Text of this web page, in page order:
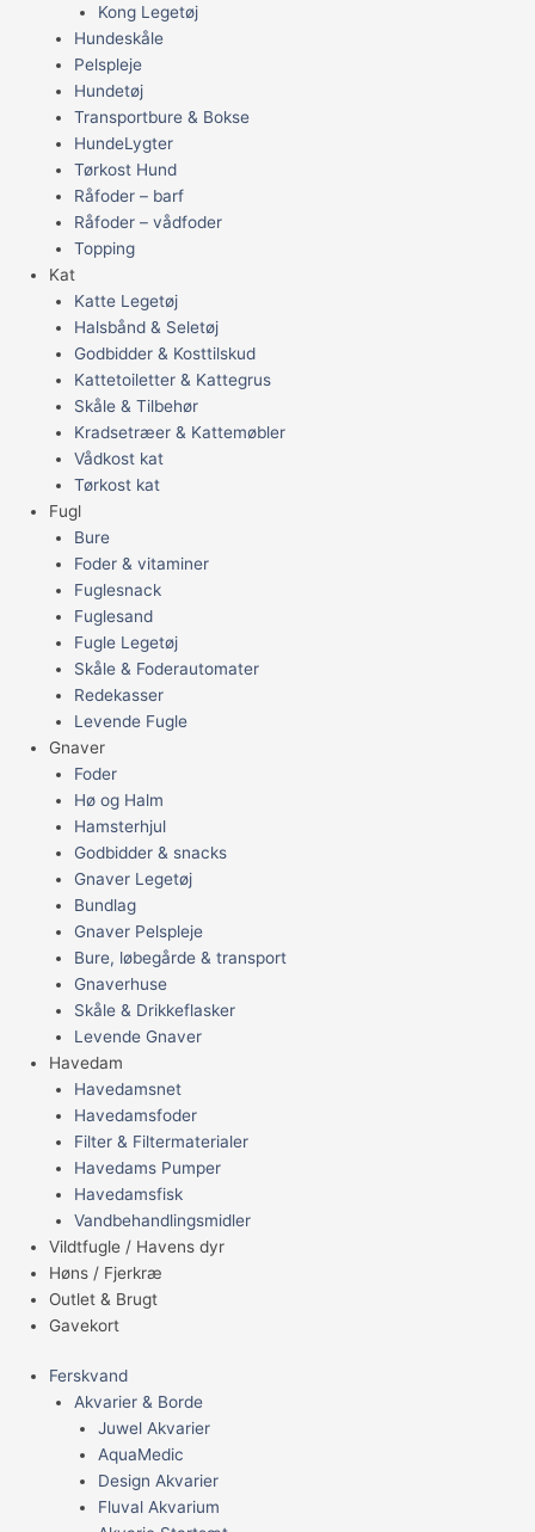
Kong Legetøj
Hundeskåle
Pelspleje
Hundetøj
Transportbure & Bokse
HundeLygter
Tørkost Hund
Råfoder – barf
Råfoder – vådfoder
Topping
Kat
Katte Legetøj
Halsbånd & Seletøj
Godbidder & Kosttilskud
Kattetoiletter & Kattegrus
Skåle & Tilbehør
Kradsetræer & Kattemøbler
Vådkost kat
Tørkost kat
Fugl
Bure
Foder & vitaminer
Fuglesnack
Fuglesand
Fugle Legetøj
Skåle & Foderautomater
Redekasser
Levende Fugle
Gnaver
Foder
Hø og Halm
Hamsterhjul
Godbidder & snacks
Gnaver Legetøj
Bundlag
Gnaver Pelspleje
Bure, løbegårde & transport
Gnaverhuse
Skåle & Drikkeflasker
Levende Gnaver
Havedam
Havedamsnet
Havedamsfoder
Filter & Filtermaterialer
Havedams Pumper
Havedamsfisk
Vandbehandlingsmidler
Vildtfugle / Havens dyr
Høns / Fjerkræ
Outlet & Brugt
Gavekort
Ferskvand
Akvarier & Borde
Juwel Akvarier
AquaMedic
Design Akvarier
Fluval Akvarium